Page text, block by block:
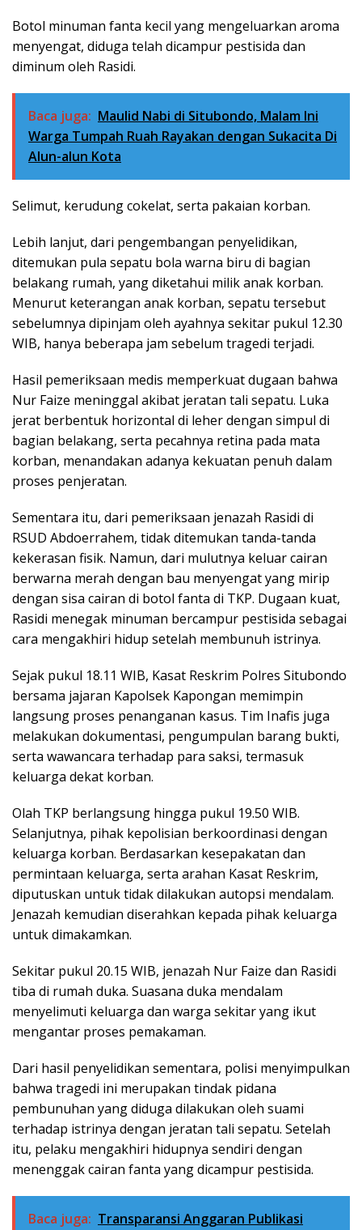
Botol minuman fanta kecil yang mengeluarkan aroma
menyengat, diduga telah dicampur pestisida dan
diminum oleh Rasidi.
Baca juga: Maulid Nabi di Situbondo, Malam Ini
Warga Tumpah Ruah Rayakan dengan Sukacita Di
Alun-alun Kota
Selimut, kerudung cokelat, serta pakaian korban.
Lebih lanjut, dari pengembangan penyelidikan,
ditemukan pula sepatu bola warna biru di bagian
belakang rumah, yang diketahui milik anak korban.
Menurut keterangan anak korban, sepatu tersebut
sebelumnya dipinjam oleh ayahnya sekitar pukul 12.30
WIB, hanya beberapa jam sebelum tragedi terjadi.
Hasil pemeriksaan medis memperkuat dugaan bahwa
Nur Faize meninggal akibat jeratan tali sepatu. Luka
jerat berbentuk horizontal di leher dengan simpul di
bagian belakang, serta pecahnya retina pada mata
korban, menandakan adanya kekuatan penuh dalam
proses penjeratan.
Sementara itu, dari pemeriksaan jenazah Rasidi di
RSUD Abdoerrahem, tidak ditemukan tanda-tanda
kekerasan fisik. Namun, dari mulutnya keluar cairan
berwarna merah dengan bau menyengat yang mirip
dengan sisa cairan di botol fanta di TKP. Dugaan kuat,
Rasidi menegak minuman bercampur pestisida sebagai
cara mengakhiri hidup setelah membunuh istrinya.
Sejak pukul 18.11 WIB, Kasat Reskrim Polres Situbondo
bersama jajaran Kapolsek Kapongan memimpin
langsung proses penanganan kasus. Tim Inafis juga
melakukan dokumentasi, pengumpulan barang bukti,
serta wawancara terhadap para saksi, termasuk
keluarga dekat korban.
Olah TKP berlangsung hingga pukul 19.50 WIB.
Selanjutnya, pihak kepolisian berkoordinasi dengan
keluarga korban. Berdasarkan kesepakatan dan
permintaan keluarga, serta arahan Kasat Reskrim,
diputuskan untuk tidak dilakukan autopsi mendalam.
Jenazah kemudian diserahkan kepada pihak keluarga
untuk dimakamkan.
Sekitar pukul 20.15 WIB, jenazah Nur Faize dan Rasidi
tiba di rumah duka. Suasana duka mendalam
menyelimuti keluarga dan warga sekitar yang ikut
mengantar proses pemakaman.
Dari hasil penyelidikan sementara, polisi menyimpulkan
bahwa tragedi ini merupakan tindak pidana
pembunuhan yang diduga dilakukan oleh suami
terhadap istrinya dengan jeratan tali sepatu. Setelah
itu, pelaku mengakhiri hidupnya sendiri dengan
menenggak cairan fanta yang dicampur pestisida.
Baca juga: Transparansi Anggaran Publikasi